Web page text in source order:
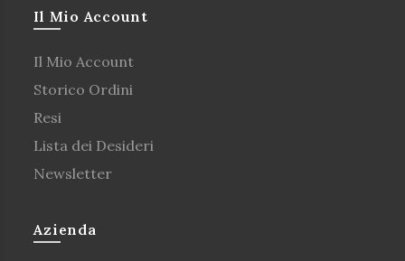
Il Mio Account
Il Mio Account
Storico Ordini
Resi
Lista dei Desideri
Newsletter
Azienda